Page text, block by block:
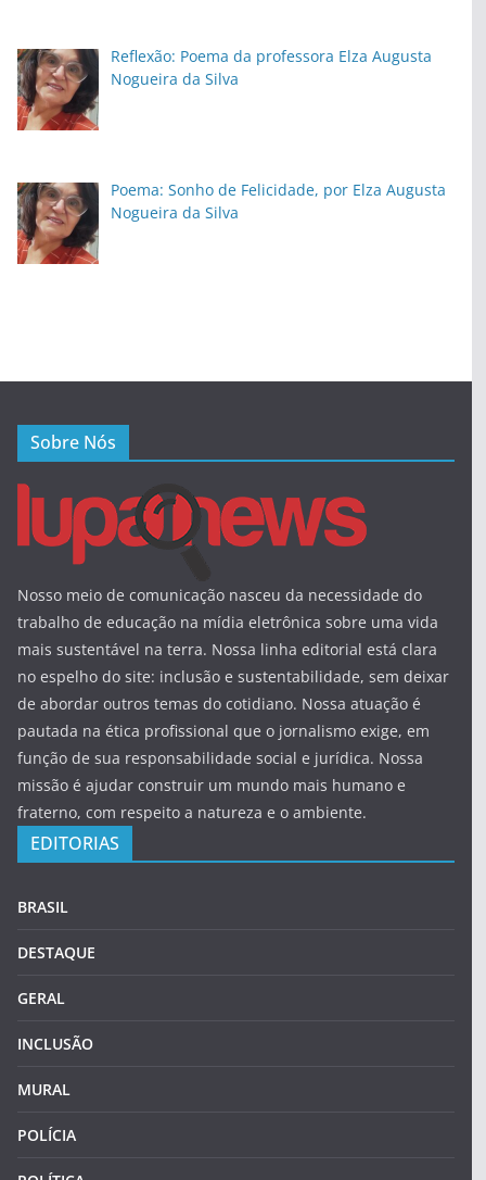
Reflexão: Poema da professora Elza Augusta
Nogueira da Silva
Poema: Sonho de Felicidade, por Elza Augusta
Nogueira da Silva
Sobre Nós
Nosso meio de comunicação nasceu da necessidade do
trabalho de educação na mídia eletrônica sobre uma vida
mais sustentável na terra. Nossa linha editorial está clara
no espelho do site: inclusão e sustentabilidade, sem deixar
de abordar outros temas do cotidiano. Nossa atuação é
pautada na ética profissional que o jornalismo exige, em
função de sua responsabilidade social e jurídica. Nossa
missão é ajudar construir um mundo mais humano e
fraterno, com respeito a natureza e o ambiente.
EDITORIAS
BRASIL
DESTAQUE
GERAL
INCLUSÃO
MURAL
POLÍCIA